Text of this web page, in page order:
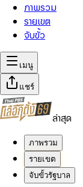
ภาพรวม
รายเขต
จับขั้ว
เมนู
แชร์
ล่าสุด
ภาพรวม
รายเขต
จับขั้วรัฐบาล